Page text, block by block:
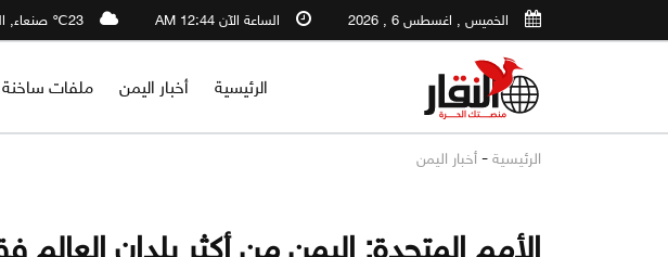
الخميس , اغسطس 6 , 2026 الساعة الآن 12:44 AM 23℃ صنعاء, اليمن
الرئيسية أخبار اليمن ملفات ساخنة
الرئيسية - أخبار اليمن